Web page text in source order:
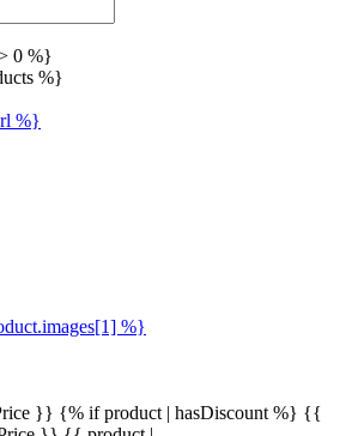
0 %}
%}
%}
%}
}} {% if product | hasDiscount %} {{